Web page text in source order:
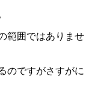
範囲ではありませ
のですがさすがに